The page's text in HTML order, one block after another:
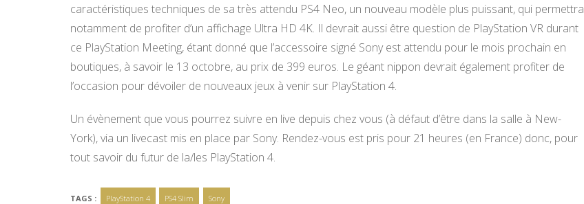
caractéristiques techniques de sa très attendu PS4 Neo, un nouveau modèle plus puissant, qui permettra
notamment de profiter d’un affichage Ultra HD 4K. Il devrait aussi être question de PlayStation VR durant
ce PlayStation Meeting, étant donné que l’accessoire signé Sony est attendu pour le mois prochain en
boutiques, à savoir le 13 octobre, au prix de 399 euros. Le géant nippon devrait également profiter de
l’occasion pour dévoiler de nouveaux jeux à venir sur PlayStation 4.
Un évènement que vous pourrez suivre en live depuis chez vous (à défaut d’être dans la salle à New-
York), via un livecast mis en place par Sony. Rendez-vous est pris pour 21 heures (en France) donc, pour
tout savoir du futur de la/les PlayStation 4.
TAGS : PlayStation 4 PS4 Slim Sony